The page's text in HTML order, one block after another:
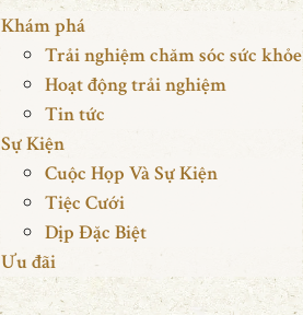
Khám phá
Trải nghiệm chăm sóc sức khỏe
Hoạt động trải nghiệm
Tin tức
Sự Kiện
Cuộc Họp Và Sự Kiện
Tiệc Cưới
Dịp Đặc Biệt
Ưu đãi